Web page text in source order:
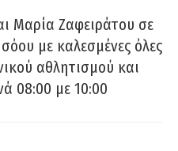
Μαρία Ζαφειράτου σε
με καλεσμένες όλες
αθλητισμού και
08:00 με 10:00